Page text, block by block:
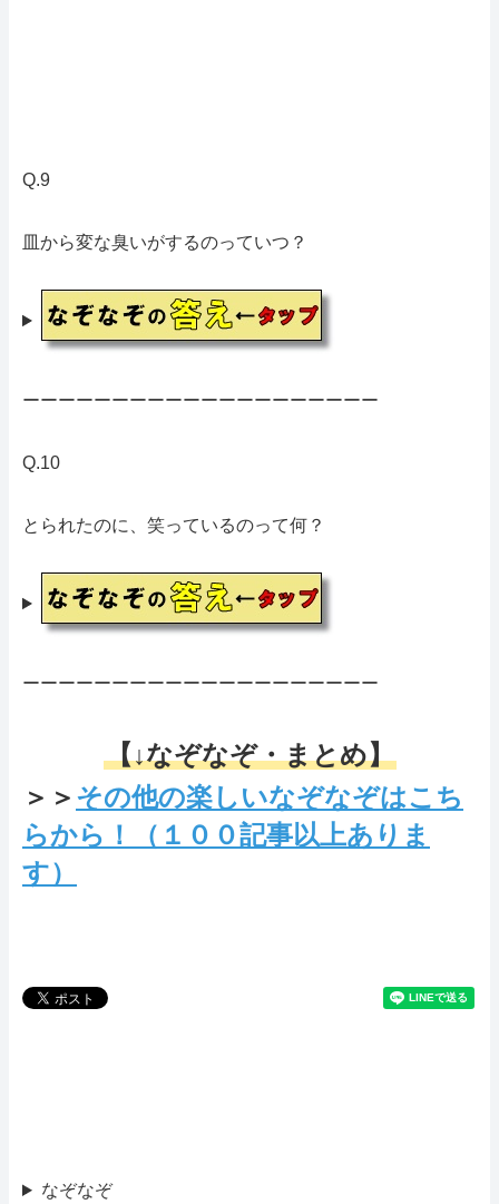
Q.9
皿から変な臭いがするのっていつ？
ーーーーーーーーーーーーーーーーーーーー
Q.10
とられたのに、笑っているのって何？
ーーーーーーーーーーーーーーーーーーーー
【↓なぞなぞ・まとめ】
＞＞ その他の楽しいなぞなぞはこち
らから！（１００記事以上ありま
す）
なぞなぞ